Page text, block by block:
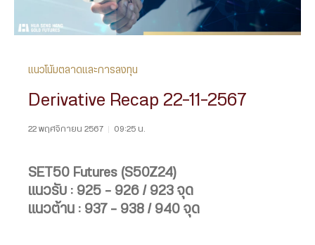
แนวโน้มตลาดและการลงทุน
Derivative Recap 22-11-2567
22 พฤศจิกายน 2567 | 09:25 น.
SET50 Futures (S50Z24)
แนวรับ : 925 – 926 / 923 จุด
แนวต้าน : 937 – 938 / 940 จุด